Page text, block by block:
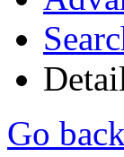
Go back